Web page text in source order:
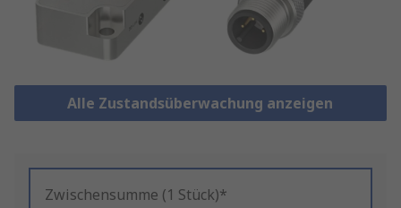
Alle Zustandsüberwachung anzeigen
Zwischensumme (1 Stück)*